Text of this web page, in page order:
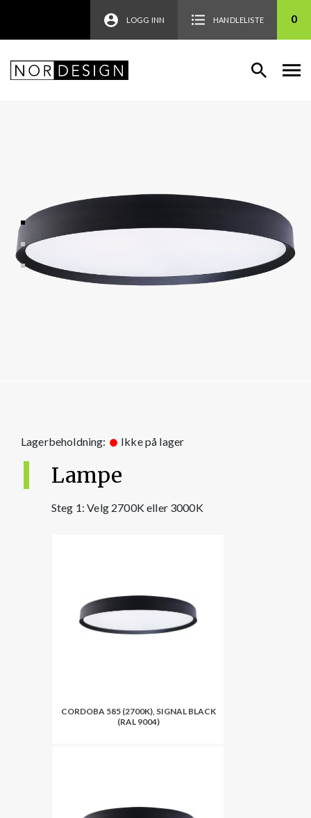
LOGG INN HANDLELISTE 0
Lagerbeholdning: Ikke på lager
Lampe
Steg 1: Velg 2700K eller 3000K
CORDOBA 585 (2700K), SIGNAL BLACK
(RAL 9004)